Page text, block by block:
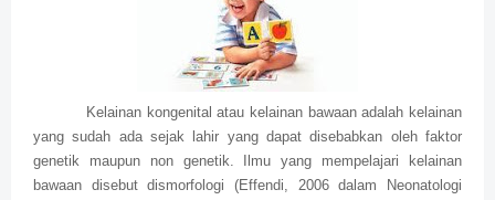
Kelainan kongenital atau kelainan bawaan adalah kelainan
yang sudah ada sejak lahir yang dapat disebabkan oleh faktor
genetik maupun non genetik. Ilmu yang mempelajari kelainan
bawaan disebut dismorfologi (Effendi, 2006 dalam Neonatologi